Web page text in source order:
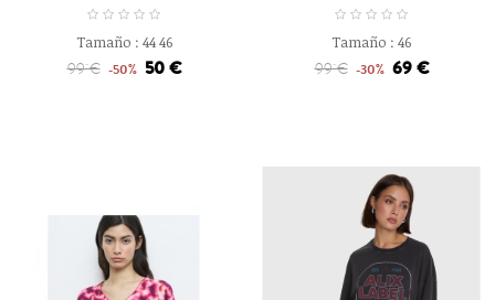
Tamaño : 4446
99 € -50% 50 €
Tamaño : 46
99 € -30% 69 €